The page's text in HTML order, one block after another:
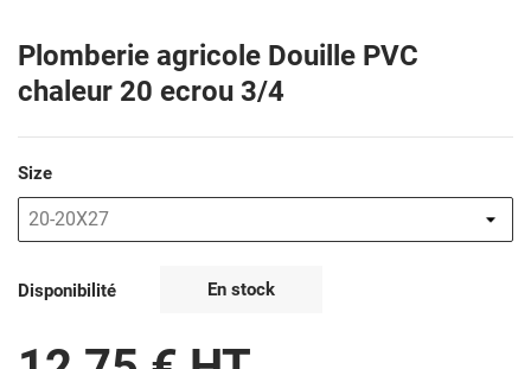
Plomberie agricole Douille PVC
chaleur 20 ecrou 3/4
Size
Disponibilité En stock